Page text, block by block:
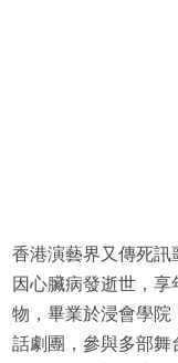
香港演藝界又傳死訊
因心臟病發逝世，享
物，畢業於浸會學院
話劇團，參與多部舞